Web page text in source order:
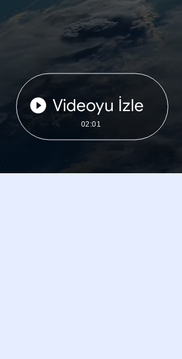
Videoyu İzle
02:01